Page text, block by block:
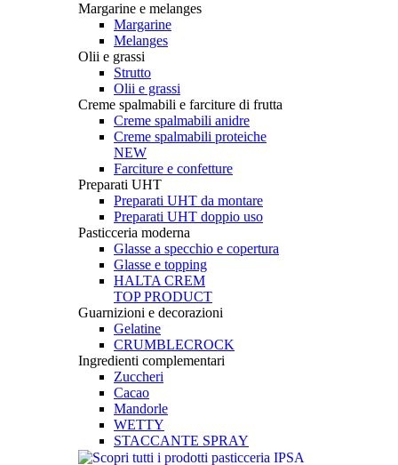
Margarine e melanges
Margarine
Melanges
Olii e grassi
Strutto
Olii e grassi
Creme spalmabili e farciture di frutta
Creme spalmabili anidre
Creme spalmabili proteiche
NEW
Farciture e confetture
Preparati UHT
Preparati UHT da montare
Preparati UHT doppio uso
Pasticceria moderna
Glasse a specchio e copertura
Glasse e topping
HALTA CREM
TOP PRODUCT
Guarnizioni e decorazioni
Gelatine
CRUMBLECROCK
Ingredienti complementari
Zuccheri
Cacao
Mandorle
WETTY
STACCANTE SPRAY